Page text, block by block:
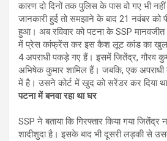
कारण दो दिनों तक पुलिस के पास वो गए भी
जानकारी हुई तो समझाने के बाद 21 नवंबर को
हुआ। अब रविवार को पटना के SSP मानवजीत
में प्रेस कांफ्रेंस कर इस कैश लूट कांड का
4 अपराधी पकड़े गए हैं। इसमें जितेंद्र, गौरव
अभिषेक कुमार शामिल हैं। जबकि, एक
में है। उसने कोर्ट में खुद को सरेंडर कर दिया
पटना में बनवा रहा था घर
SSP ने बताया कि गिरफ्तार किया गया जितेंद्र
शादीशुदा है। इसके बाद भी दूसरी लड़की से